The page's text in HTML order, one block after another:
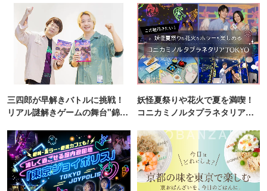
三四郎が早解きバトルに挑戦！
リアル謎解きゲームの舞台"錦糸
妖怪夏祭りや花火で夏を満喫！
コニカミノルタプラネタリア